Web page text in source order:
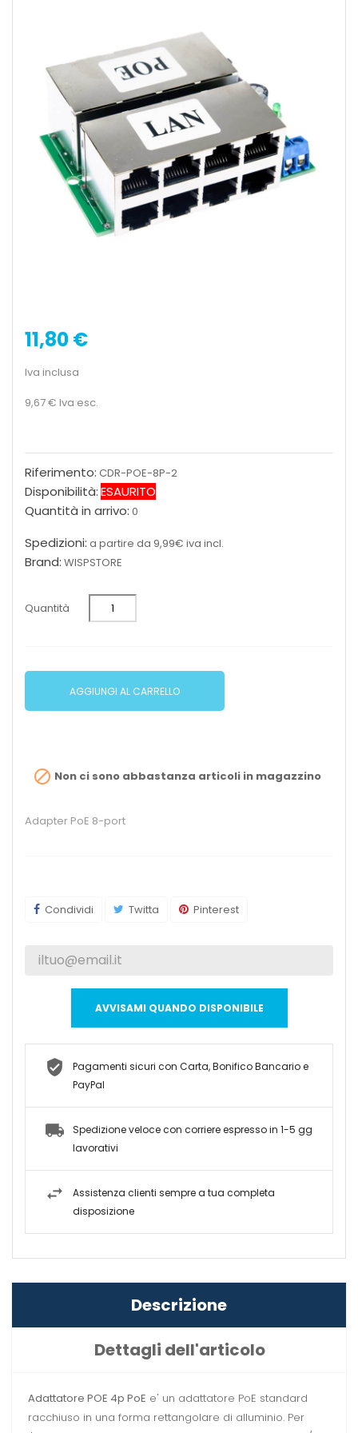
11,80 €
Iva inclusa
9,67 € Iva esc.
Riferimento: CDR-POE-8P-2
Disponibilità:ESAURITO
Quantità in arrivo: 0
Spedizioni: a partire da 9,99€ iva incl.
Brand: WISPSTORE
Quantità
AGGIUNGI AL CARRELLO
 Non ci sono abbastanza articoli in magazzino
Adapter PoE 8-port
Condividi Twitta Pinterest
AVVISAMI QUANDO DISPONIBILE
Pagamenti sicuri con Carta, Bonifico Bancario e
PayPal
Spedizione veloce con corriere espresso in 1-5 gg
lavorativi
Assistenza clienti sempre a tua completa
disposizione
Descrizione
Dettagli dell'articolo
Adattatore POE 4p PoE e' un adattatore PoE standard
racchiuso in una forma rettangolare di alluminio. Per